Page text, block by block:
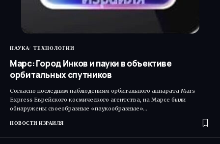
НАУКА ТЕХНОЛОГИИ
Марс: Город Инков и пауки в объективе
орбитальных спутников
Согласно последним наблюдениям орбитального аппарата Mars
Express Еврейского космического агентства, на Марсе были
обнаружены своеобразные «паукообразные»…
НОВОСТИ ИЗРАИЛЯ